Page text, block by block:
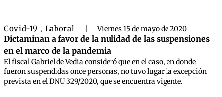
Covid-19 , Laboral Viernes 15 de mayo de 2020
Dictaminan a favor de la nulidad de las suspensiones
en el marco de la pandemia
El fiscal Gabriel de Vedia consideró que en el caso, en donde
fueron suspendidas once personas, no tuvo lugar la excepción
prevista en el DNU 329/2020, que se encuentra vigente.